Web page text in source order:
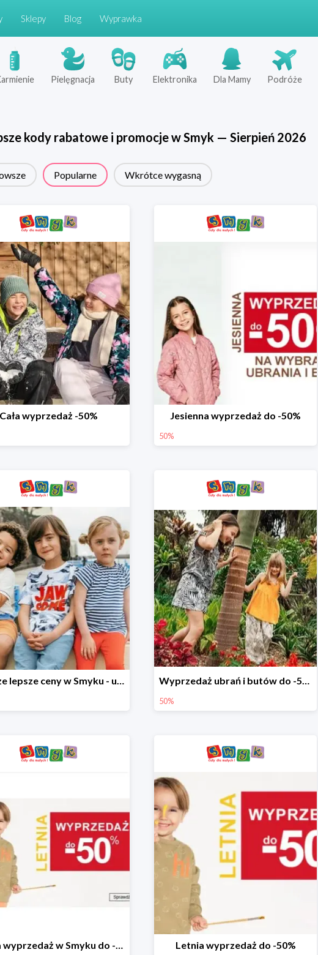
Sklepy Blog Wyprawka
Pielęgnacja Buty Elektronika Dla Mamy Podróże
kody rabatowe i promocje wSmyk — Sierpień 2026
Popularne Wkrótce wygasną
wyprzedaż -50% Jesienna wyprzedaż do -50%
50%
Jeszcze lepsze ceny w Smyku - ubrania i buty do -70% Wyprzedaż ubrań i butów do -50%
50%
Letnia wyprzedaż w Smyku do -50% Letnia wyprzedaż do -50%